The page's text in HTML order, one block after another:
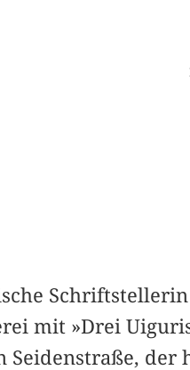
mit »Drei
Seidenstraße, der